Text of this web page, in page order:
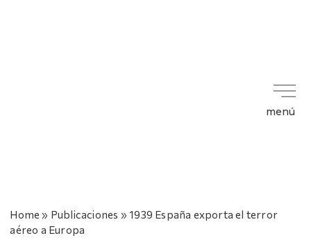
menú
Home » Publicaciones »1939 España exporta el terror
aéreo a Europa